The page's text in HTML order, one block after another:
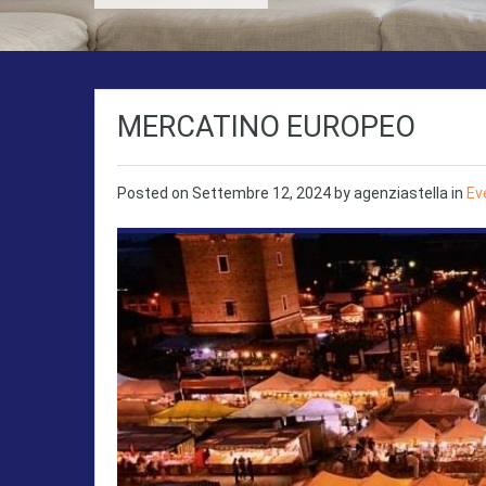
MERCATINO EUROPEO
Posted on Settembre 12, 2024 byagenziastella in